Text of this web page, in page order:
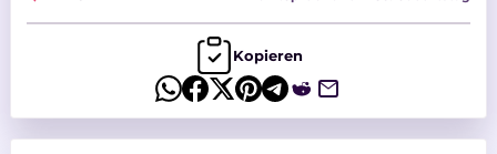
Kopieren